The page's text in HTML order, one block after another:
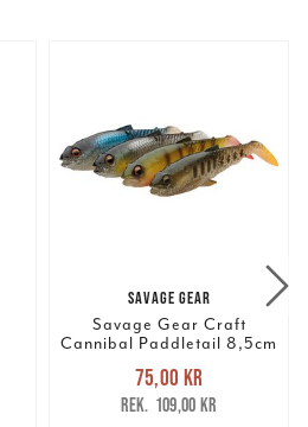
SAVAGE GEAR
Savage Gear Craft
Cannibal Paddletail 8,5cm
Nuvarande pris
75,00 krTidigare pris
109,00 kr
75,00 kr
109,00 kr